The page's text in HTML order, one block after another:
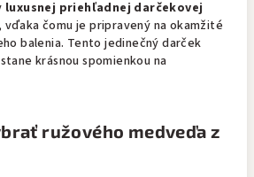
luxusnej priehľadnej darčekovej
vďaka čomu je pripravený na okamžité
balenia. Tento jedinečný darček
krásnou spomienkou na
ružového medveďa z